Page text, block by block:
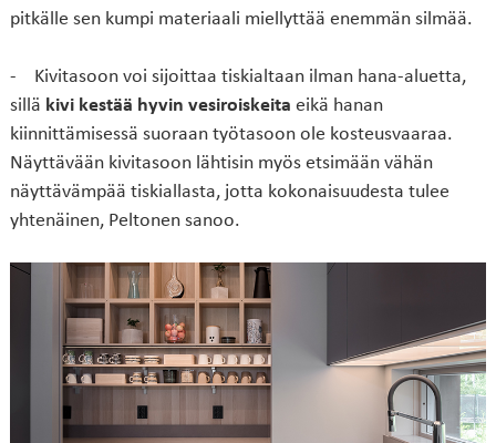
pitkälle sen kumpi materiaali miellyttää enemmän silmää.
- Kivitasoon voi sijoittaa tiskialtaan ilman hana-aluetta,
sillä kivi kestää hyvin vesiroiskeita eikä hanan
kiinnittämisessä suoraan työtasoon ole kosteusvaaraa.
Näyttävään kivitasoon lähtisin myös etsimään vähän
näyttävämpää tiskiallasta, jotta kokonaisuudesta tulee
yhtenäinen, Peltonen sanoo.